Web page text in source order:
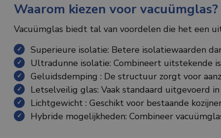
Waarom kiezen voor vacuümglas?
Vacuümglas biedt tal van voordelen die het een
Superieure isolatie: Betere isolatiewaarden
Ultradunne isolatie: Combineert uitstekende
Geluidsdemping : De structuur zorgt voor
Letselveilig glas: Vaak standaard uitgevoerd
Lichtgewicht : Geschikt voor bestaande
Hybride mogelijkheden: Combineer